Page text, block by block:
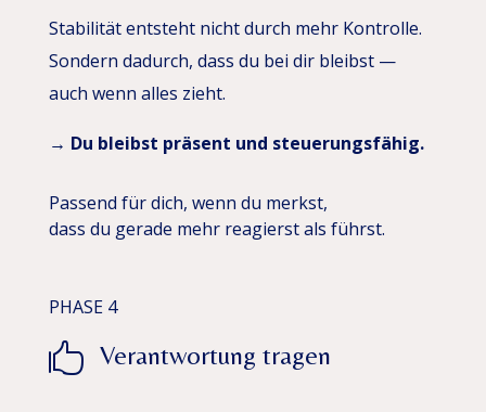
Stabilität entsteht nicht durch mehr Kontrolle.
Sondern dadurch, dass du bei dir bleibst —
auch wenn alles zieht.
→ Du bleibst präsent und steuerungsfähig.
Passend für dich, wenn du merkst,
dass du gerade mehr reagierst als führst.
PHASE 4
 Verantwortung tragen